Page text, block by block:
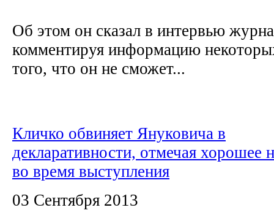
Об этом он сказал в интервью
комментируя информацию
того, что он не сможет...
Кличко обвиняет Януковича в
декларативности, отмечая хорошее
во время выступления
03 Сентября 2013